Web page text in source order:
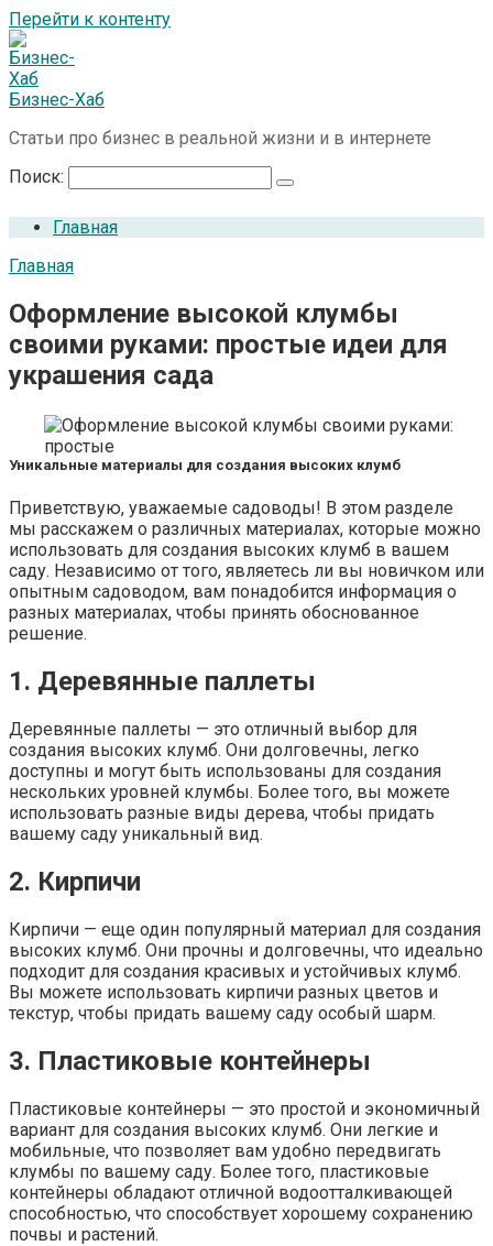
Перейти к контенту
Бизнес-Хаб
Статьи про бизнес в реальной жизни и в интернете
Поиск:
Главная
Главная
Оформление высокой клумбы
своими руками: простые идеи для
украшения сада
Уникальные материалы для создания высоких клумб
Приветствую, уважаемые садоводы! В этом разделе
мы расскажем о различных материалах, которые можно
использовать для создания высоких клумб в вашем
саду. Независимо от того, являетесь ли вы новичком или
опытным садоводом, вам понадобится информация о
разных материалах, чтобы принять обоснованное
решение.
1. Деревянные паллеты
Деревянные паллеты — это отличный выбор для
создания высоких клумб. Они долговечны, легко
доступны и могут быть использованы для создания
нескольких уровней клумбы. Более того, вы можете
использовать разные виды дерева, чтобы придать
вашему саду уникальный вид.
2. Кирпичи
Кирпичи — еще один популярный материал для создания
высоких клумб. Они прочны и долговечны, что идеально
подходит для создания красивых и устойчивых клумб.
Вы можете использовать кирпичи разных цветов и
текстур, чтобы придать вашему саду особый шарм.
3. Пластиковые контейнеры
Пластиковые контейнеры — это простой и экономичный
вариант для создания высоких клумб. Они легкие и
мобильные, что позволяет вам удобно передвигать
клумбы по вашему саду. Более того, пластиковые
контейнеры обладают отличной водоотталкивающей
способностью, что способствует хорошему сохранению
почвы и растений.